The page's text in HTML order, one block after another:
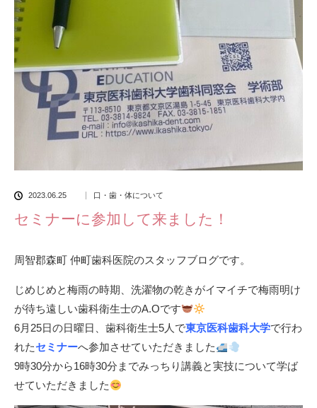
2023.06.25 口・歯・体について
セミナーに参加して来ました！
周智郡森町 仲町歯科医院のスタッフブログです。
じめじめと梅雨の時期、洗濯物の乾きがイマイチで梅雨明け
が待ち遠しい歯科衛生士のA.Oです
6月25日の日曜日、歯科衛生士5人で東京医科歯科大学で行わ
れたセミナーへ参加させていただきました
9時30分から16時30分までみっちり講義と実技について学ば
せていただきました